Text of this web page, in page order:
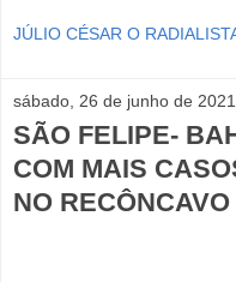
JÚLIO CÉSAR O
sábado, 26 de junho de 2021
SÃO FELIPE-
COM MAIS
NO RECÔNCAVO